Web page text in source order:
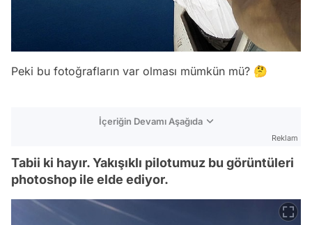
Peki bu fotoğrafların var olması mümkün mü? 🤔
İçeriğin Devamı Aşağıda
Reklam
Tabii ki hayır. Yakışıklı pilotumuz bu görüntüleri
photoshop ile elde ediyor.